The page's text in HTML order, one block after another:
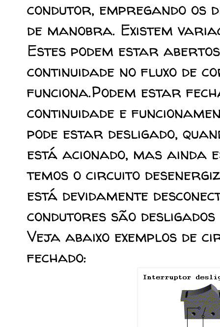
condutor, empregando os
de manobra. Existem
Estes podem estar
continuidade no fluxo de
funciona.Podem estar
continuidade e
pode estar desligado,
está acionado, mas ainda
temos o circuito
está devidamente
condutores são
Veja abaixo exemplos de
fechado: